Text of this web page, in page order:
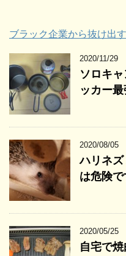
ブラック企業から抜け出
2020/11/29
ソロキ
ッカー
2020/08/05
ハリネ
は危険
2020/05/25
自宅で